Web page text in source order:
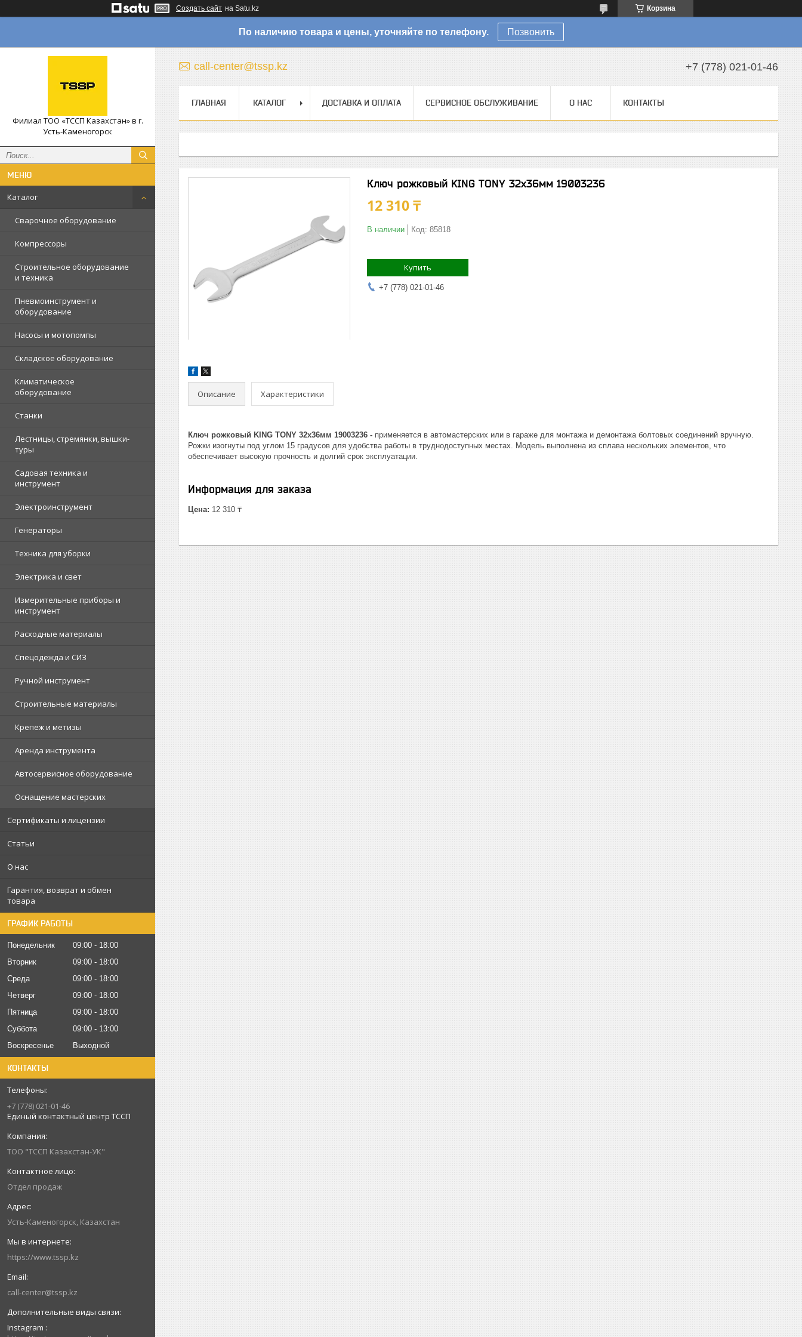
Создать сайт на Satu.kz Корзина
По наличию товара и цены, уточняйте по телефону. Позвонить
Филиал ТОО «ТССП Казахстан» в г.
Усть-Каменогорск
Каталог
Сварочное оборудование
Компрессоры
Строительное оборудование
и техника
Пневмоинструмент и
оборудование
Насосы и мотопомпы
Складское оборудование
Климатическое
оборудование
Станки
Лестницы, стремянки, вышки-
туры
Садовая техника и
инструмент
Электроинструмент
Генераторы
Техника для уборки
Электрика и свет
Измерительные приборы и
инструмент
Расходные материалы
Спецодежда и СИЗ
Ручной инструмент
Строительные материалы
Крепеж и метизы
Аренда инструмента
Автосервисное оборудование
Оснащение мастерских
Сертификаты и лицензии
Статьи
О нас
Гарантия, возврат и обмен
товара
ГРАФИК РАБОТЫ
Понедельник 09:00
18:00
Вторник
09:00
18:00
Среда
09:00
18:00
Четверг
09:00
18:00
Пятница
09:00
18:00
Суббота
09:00
13:00
Воскресенье
Выходной
КОНТАКТЫ
+7 (778) 021-01-46
Единый контактный центр ТССП
ТОО "ТССП Казахстан-УК"
Отдел продаж
Усть-Каменогорск, Казахстан
https://www.tssp.kz
call-center@tssp.kz
Instagram
call-center@tssp.kz +7 (778) 021-01-46
ГЛАВНАЯ КАТАЛОГ ДОСТАВКА И ОПЛАТА СЕРВИСНОЕ ОБСЛУЖИВАНИЕ О НАС КОНТАКТЫ
Ключ рожковый KING TONY 32x36мм 19003236
12 310 ₸
В наличии Код: 85818
Купить
+7 (778) 021-01-46
Описание Характеристики
Ключ рожковый KING TONY 32x36мм 19003236 - применяется в автомастерских или в гараже для монтажа и демонтажа болтовых соединений вручную.
Рожки изогнуты под углом 15 градусов для удобства работы в труднодоступных местах. Модель выполнена из сплава нескольких элементов, что
обеспечивает высокую прочность и долгий срок эксплуатации.
Информация для заказа
Цена: 12 310 ₸